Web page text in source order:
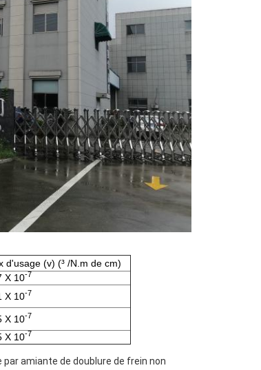
d'usage (v) (³ /N.m de cm)
X 10-7
X 10-7
X 10-7
X 10-7
amiante de doublure de frein non